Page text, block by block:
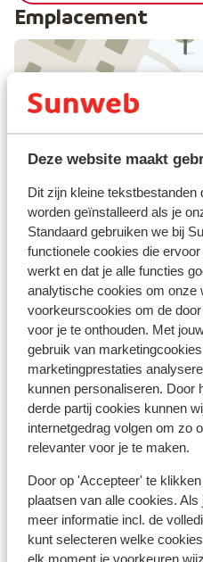
Deze website maakt
Dit zijn kleine
worden geïnstalleerd als je
Standaard gebruiken we bij
functionele cookies die
werkt en dat je alle functies
analytische cookies om onze
voorkeurscookies om de
voor je te onthouden. Met
gebruik van
marketingprestaties
kunnen personaliseren. Door
derde partij cookies kunnen
internetgedrag volgen om zo
relevanter voor je te maken.
Door op 'Accepteer' te
plaatsen van alle cookies. Als
meer informatie incl. de
kunt selecteren welke
elk moment je voorkeuren
Emplacement
À proximité
Dans le centre
Distance du centre-ville:
Distance jusqu'aux pistes
mètres
Distance jusqu'a l'arrêt
mètres
Distance jusqu'aux
environ 100 mètres
Distance aux magasins
mètres
mètres
Forfait, cours et